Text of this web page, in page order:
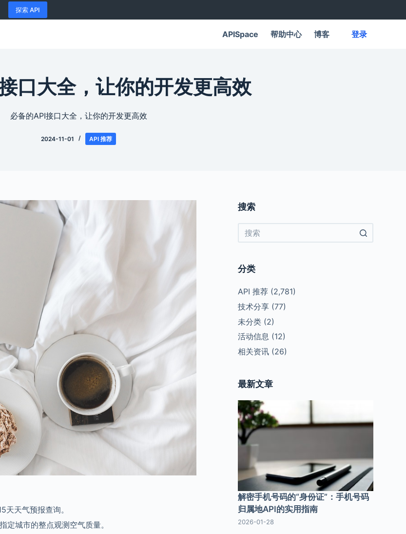
探索 API
APISpace 帮助中心 博客 登录
口大全，让你的开发更高效
必备的API接口大全，让你的开发更高效
2024-11-01 API 推荐
天天气预报查询。
定城市的整点观测空气质量。
搜索
分类
API 推荐(2,781)
技术分享(77)
未分类(2)
活动信息 (12)
相关资讯(26)
最新文章
解密手机号码的“身份证”：手机号码
归属地API的实用指南
2026-01-28